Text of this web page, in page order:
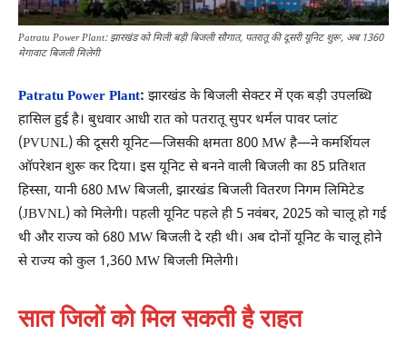
Patratu Power Plant: झारखंड को मिली बड़ी बिजली सौगात, पतरातू की दूसरी यूनिट शुरू, अब 1360
मेगावाट बिजली मिलेगी
Patratu Power Plant: झारखंड के बिजली सेक्टर में एक बड़ी उपलब्धि
हासिल हुई है। बुधवार आधी रात को पतरातू सुपर थर्मल पावर प्लांट
(PVUNL) की दूसरी यूनिट—जिसकी क्षमता 800 MW है—ने कमर्शियल
ऑपरेशन शुरू कर दिया। इस यूनिट से बनने वाली बिजली का 85 प्रतिशत
हिस्सा, यानी 680 MW बिजली, झारखंड बिजली वितरण निगम लिमिटेड
(JBVNL) को मिलेगी। पहली यूनिट पहले ही 5 नवंबर, 2025 को चालू हो गई
थी और राज्य को 680 MW बिजली दे रही थी। अब दोनों यूनिट के चालू होने
से राज्य को कुल 1,360 MW बिजली मिलेगी।
सात जिलों को मिल सकती है राहत